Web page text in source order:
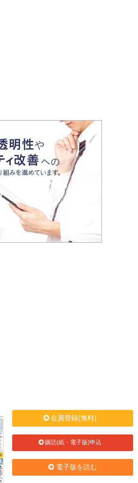
会員登録(無料)
購読(紙・電子版)申込
電子版を読む